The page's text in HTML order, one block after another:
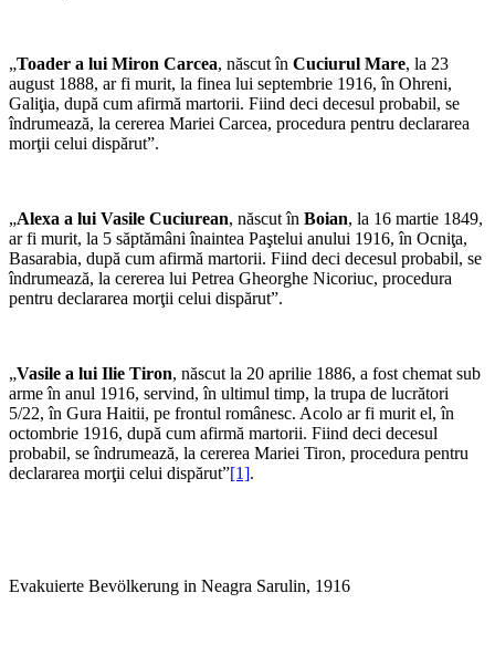
„Toader a lui Miron Carcea, născut în Cuciurul Mare, la 23
august 1888, ar fi murit, la finea lui septembrie 1916, în Ohreni,
Galiţia, după cum afirmă martorii. Fiind deci decesul probabil, se
îndrumează, la cererea Mariei Carcea, procedura pentru declararea
morţii celui dispărut”.
„Alexa a lui Vasile Cuciurean, născut în Boian, la 16 martie 1849,
ar fi murit, la 5 săptămâni înaintea Paştelui anului 1916, în Ocniţa,
Basarabia, după cum afirmă martorii. Fiind deci decesul probabil, se
îndrumează, la cererea lui Petrea Gheorghe Nicoriuc, procedura
pentru declararea morţii celui dispărut”.
„Vasile a lui Ilie Tiron, născut la 20 aprilie 1886, a fost chemat sub
arme în anul 1916, servind, în ultimul timp, la trupa de lucrători
5/22, în Gura Haitii, pe frontul românesc. Acolo ar fi murit el, în
octombrie 1916, după cum afirmă martorii. Fiind deci decesul
probabil, se îndrumează, la cererea Mariei Tiron, procedura pentru
declararea morţii celui dispărut”[1].
Evakuierte Bevölkerung in Neagra Sarulin, 1916